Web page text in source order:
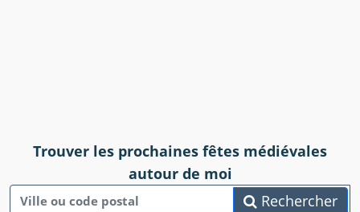
Trouver les prochaines fêtes médiévales
autour de moi
Rechercher